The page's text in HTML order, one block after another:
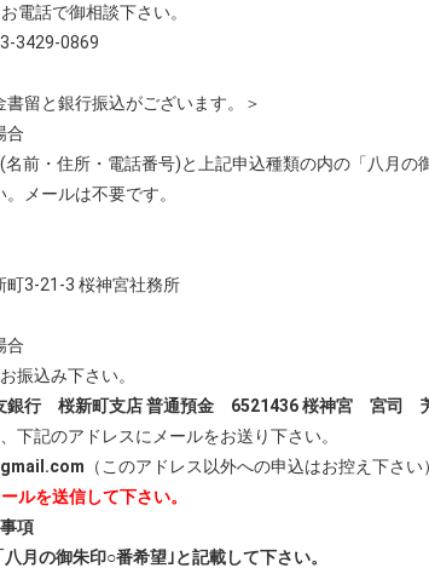
電話で御相談下さい。
3429-0869
書留と銀行振込がございます。＞
合
前・住所・電話番号)と上記申込種類の内の「八月の
メールは不要です。
町3-21-3 桜神宮社務所
合
振込み下さい。
銀行 桜新町支店 普通預金 6521436 桜神宮 宮司
下記のアドレスにメールをお送り下さい。
（このアドレス以外への申込はお控え下さい
ルを送信して下さい。
項
月の御朱印○番希望｣と記載して下さい。